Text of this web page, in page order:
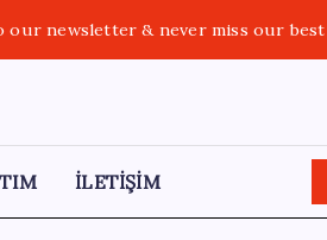
our newsletter & never miss our
İLETİŞİM